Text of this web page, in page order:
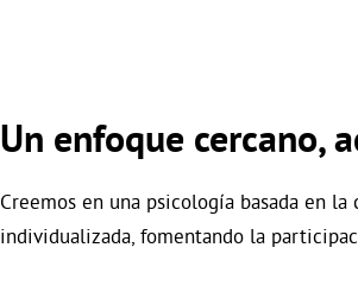
Un enfoque cercano,
Creemos en una psicología basada en
individualizada, fomentando la